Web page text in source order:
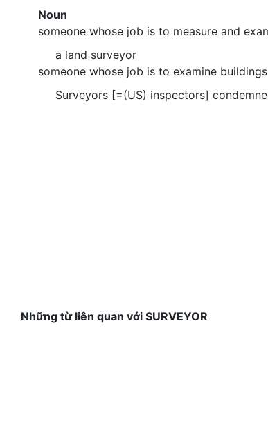
Noun
someone whose job is to measure and
a land surveyor
someone whose job is to examine buildings
Surveyors [=(US) inspectors]
Những từ liên quan với SURVEYOR